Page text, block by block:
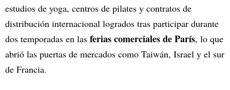
estudios de yoga, centros de pilates y contratos de
distribución internacional logrados tras participar durante
dos temporadas en las ferias comerciales de París, lo que
abrió las puertas de mercados como Taiwán, Israel y el sur
de Francia.